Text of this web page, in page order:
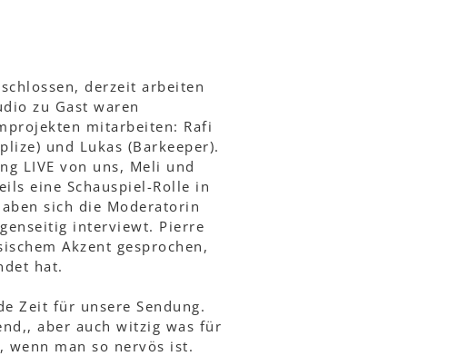
derzeit arbeiten
zu Gast waren
mitarbeiten: Rafi
und Lukas (Barkeeper).
LIVE von uns, Meli und
eine Schauspiel-Rolle in
sich die Moderatorin
interviewt. Pierre
Akzent gesprochen,
hat.
Zeit für unsere Sendung.
aber auch witzig was für
wenn man so nervös ist.